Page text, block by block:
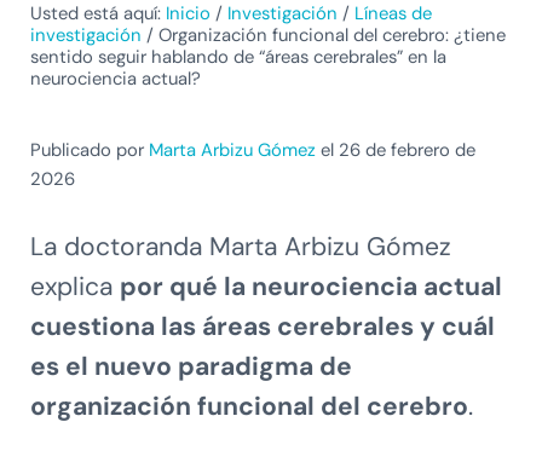
Usted está aquí: Inicio / Investigación / Líneas de
investigación / Organización funcional del cerebro: ¿tiene
sentido seguir hablando de “áreas cerebrales” en la
neurociencia actual?
Publicado por Marta Arbizu Gómezel 26 de febrero de
2026
La doctoranda Marta Arbizu Gómez
explica por qué la neurociencia actual
cuestiona las áreas cerebrales y cuál
es el nuevo paradigma de
organización funcional del cerebro.